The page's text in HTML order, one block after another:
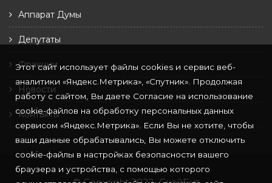
Аппарат Думы
Депутаты
Фракции
Новости
Контакты
Этот сайт использует файлы cookies и сервис веб-
аналитики «Яндекс.Метрика», «Спутник». Продолжая
работу с сайтом, Вы даете Согласие на использование
cookie-файлов на обработку персональных данных
сервисом «Яндекс.Метрика». Если Вы не хотите, чтобы
ваши данные обрабатывались, Вы можете отключить
cookie-файлы в настройках безопасности вашего
браузера и устройства, с помощью которого